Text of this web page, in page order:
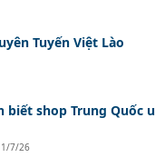
Tuyến Việt Lào
biết shop Trung Quốc
1/7/26